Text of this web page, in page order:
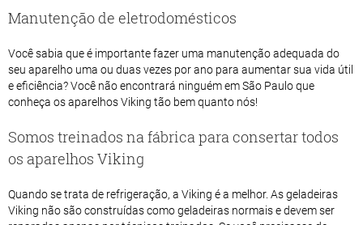
Manutenção de eletrodomésticos
Você sabia que é importante fazer uma manutenção adequada do
seu aparelho uma ou duas vezes por ano para aumentar sua vida útil
e eficiência? Você não encontrará ninguém em São Paulo que
conheça os aparelhos Viking tão bem quanto nós!
Somos treinados na fábrica para consertar todos
os aparelhos Viking
Quando se trata de refrigeração, a Viking é a melhor. As geladeiras
Viking não são construídas como geladeiras normais e devem ser